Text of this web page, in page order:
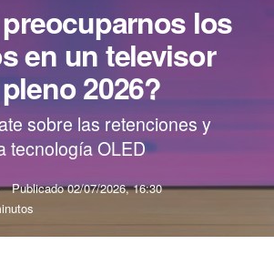
los
en un televisor
2026?
sobre las retenciones y
tecnología OLED
Publicado02/07/2026, 16:30